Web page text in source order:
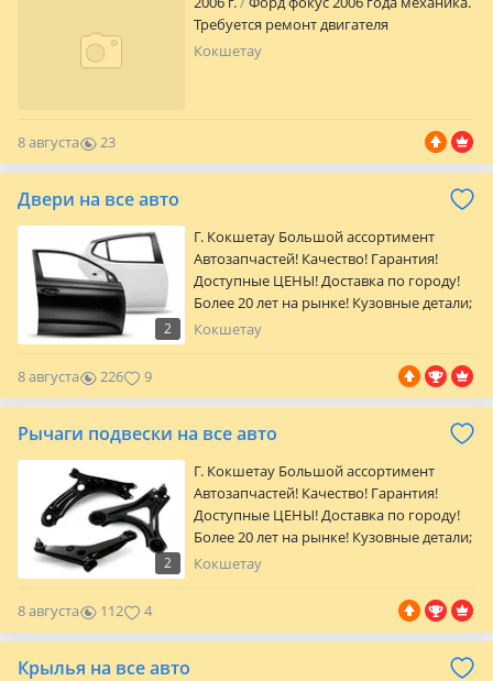
Требуется ремонт двигателя
Кокшетау
8 августа
23
0
Двери на все авто
2
Г. Кокшетау Большой ассортимент
Автозапчастей! Качество! Гарантия!
Доступные ЦЕНЫ! Доставка по городу!
Более 20 лет на рынке! Кузовные детали;
оптика; Радиаторы; Автостекла; Детали
система; Трансмиссия; Фильтры;
Колодки; Антифриз; Свечи. Точные цены
и наличие уточняйте у менеджеров по
телефону. Адрес магазина: Ул. Жумабека
пт: 09: 00-18: 00 Сб…
Кокшетау
8 августа 226 9
Рычаги подвески на все авто
2
Г. Кокшетау Большой ассортимент
Автозапчастей! Качество! Гарантия!
Доступные ЦЕНЫ! Доставка по городу!
Более 20 лет на рынке! Кузовные детали;
оптика; Радиаторы; Автостекла; Детали
система; Трансмиссия; Фильтры;
Колодки; Антифриз; Свечи. Точные цены
и наличие уточняйте у менеджеров по
телефону. Адрес магазина: Ул. Жумабека
Кокшетау
8 августа 112 4
Крылья на все авто